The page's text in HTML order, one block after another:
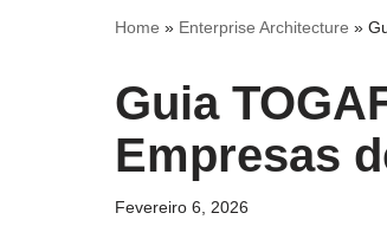
Home » Enterprise Architecture »
Guia
Empresas
Fevereiro 6, 2026